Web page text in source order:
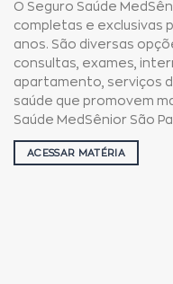
O Seguro Saúde
completas e exclusivas
anos. São diversas
consultas, exames,
apartamento, serviços
saúde que promovem
Saúde MedSênior São
ACESSAR MATÉRIA